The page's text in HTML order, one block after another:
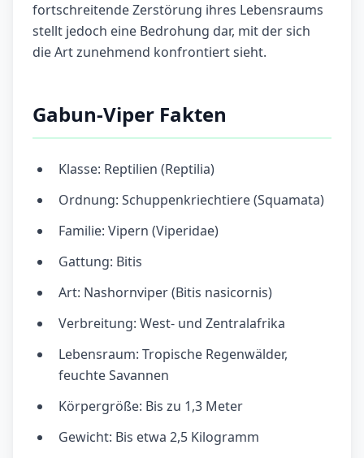
fortschreitende Zerstörung ihres Lebensraums
stellt jedoch eine Bedrohung dar, mit der sich
die Art zunehmend konfrontiert sieht.
Gabun-Viper Fakten
Klasse: Reptilien (Reptilia)
Ordnung: Schuppenkriechtiere (Squamata)
Familie: Vipern (Viperidae)
Gattung: Bitis
Art: Nashornviper (Bitis nasicornis)
Verbreitung: West- und Zentralafrika
Lebensraum: Tropische Regenwälder,
feuchte Savannen
Körpergröße: Bis zu 1,3 Meter
Gewicht: Bis etwa 2,5 Kilogramm